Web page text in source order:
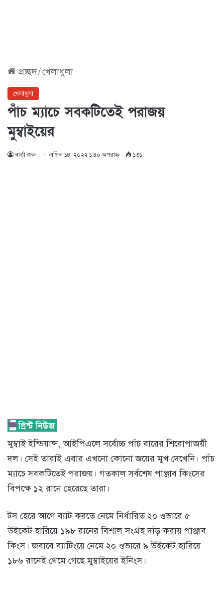
প্রচ্ছদ/খেলাধুলা
খেলাধুলা
পাঁচ ম্যাচে সবকটিতেই পরাজয়
মুম্বাইয়ের
বার্তা কক্ষ এপ্রিল ১৪, ২০২২ ১:৪০ অপরাহ্ণ ১৩১
মুম্বাই ইন্ডিয়ান্স, আইপিএলে সর্বোচ্চ পাঁচ বারের শিরোপাজয়ী
দল। সেই তারাই এবার এখনো কোনো জয়ের মুখ দেখেনি। পাঁচ
ম্যাচে সবকটিতেই পরাজয়। গতকাল সর্বশেষ পাঞ্জাব কিংসের
বিপক্ষে ১২ রানে হেরেছে তারা।
টস হেরে আগে ব্যাট করতে নেমে নির্ধারিত ২০ ওভারে ৫
উইকেট হারিয়ে ১৯৮ রানের বিশাল সংগ্রহ দাঁড় করায় পাঞ্জাব
কিংস। জবাবে ব্যাটিংয়ে নেমে ২০ ওভারে ৯ উইকেট হারিয়ে
১৮৬ রানেই থেমে গেছে মুম্বাইয়ের ইনিংস।